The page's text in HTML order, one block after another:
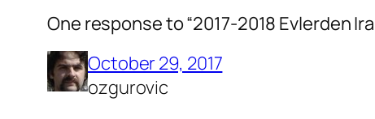
One response to “2017-2018 Evlerden
October 29, 2017
ozgurovic